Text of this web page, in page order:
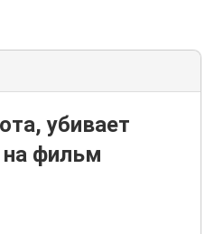
убивает
фильм